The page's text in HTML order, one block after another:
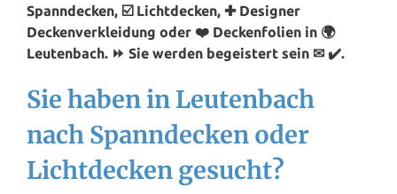
Spanndecken, ☑️ Lichtdecken, ✚ Designer
Deckenverkleidung oder ❤️ Deckenfolien in 🌍
Leutenbach. ⏩ Sie werden begeistert sein ✉ ✔️.
Sie haben in Leutenbach
nach Spanndecken oder
Lichtdecken gesucht?